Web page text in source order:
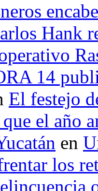
Hank
14
El festejo
el año
en
los